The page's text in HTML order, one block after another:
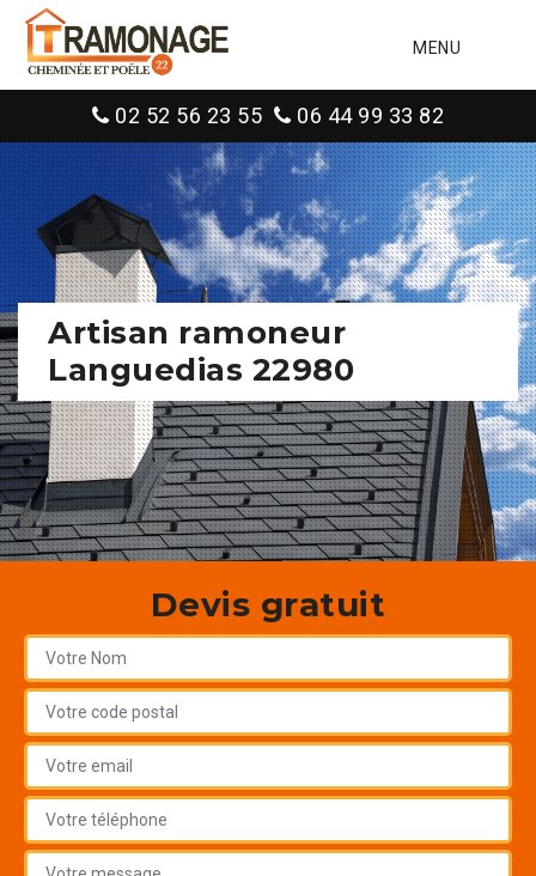
MENU
02 52 56 23 55 06 44 99 33 82
Artisan ramoneur
Languedias 22980
Devis gratuit